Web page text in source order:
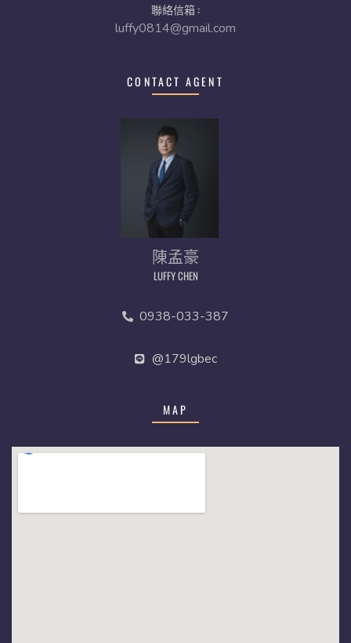
聯絡信箱 :
luffy0814@gmail.com
CONTACT AGENT
陳孟豪
LUFFY CHEN
0938-033-387
@179lgbec
MAP